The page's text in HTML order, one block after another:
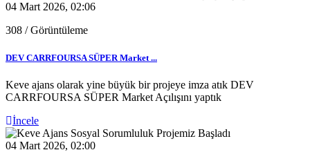
04 Mart 2026, 02:06
308 / Görüntüleme
DEV CARRFOURSA SÜPER Market ...
Keve ajans olarak yine büyük bir projeye imza atık DEV
CARRFOURSA SÜPER Market Açılışını yaptık
İncele
04 Mart 2026, 02:00